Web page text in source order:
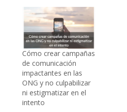
Cómo crear campañas
de comunicación
impactantes en las
ONG y no culpabilizar
ni estigmatizar en el
intento